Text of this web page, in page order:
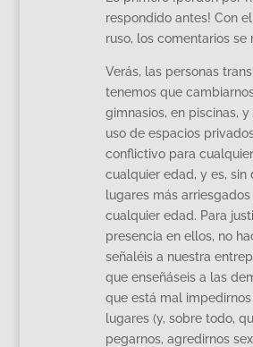
respondido antes! Con
ruso, los comentarios se
Verás, las personas
tenemos que
gimnasios, en piscinas, y
uso de espacios
conflictivo para
cualquier edad, y es, sin
lugares más
cualquier edad. Para
presencia en ellos, no
señaléis a nuestra
que enseñáseis a las
que está mal
lugares (y, sobre todo,
pegarnos, agredirnos